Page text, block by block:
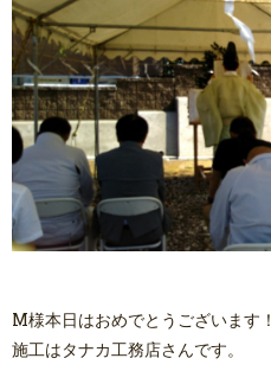
M様本日はおめでとうございます！
施工はタナカ工務店さんです。